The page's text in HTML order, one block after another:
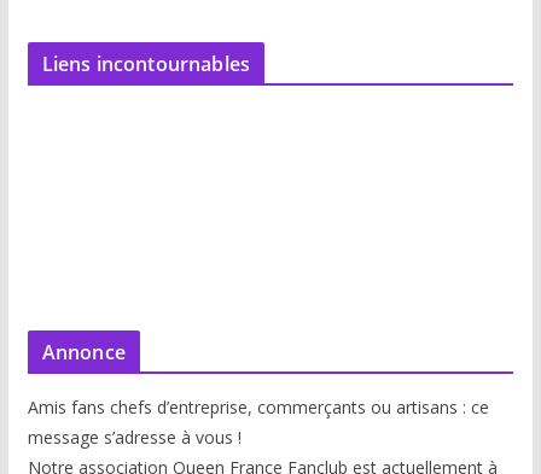
Liens incontournables
Annonce
Amis fans chefs d’entreprise, commerçants ou artisans : ce
message s’adresse à vous !
Notre association Queen France Fanclub est actuellement à